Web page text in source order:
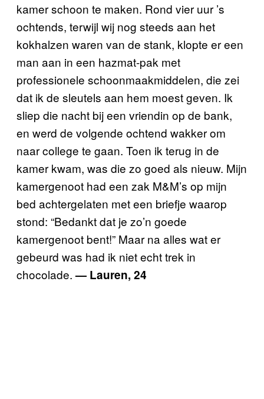
kamer schoon te maken. Rond vier uur ’s
ochtends, terwijl wij nog steeds aan het
kokhalzen waren van de stank, klopte er een
man aan in een hazmat-pak met
professionele schoonmaakmiddelen, die zei
dat ik de sleutels aan hem moest geven. Ik
sliep die nacht bij een vriendin op de bank,
en werd de volgende ochtend wakker om
naar college te gaan. Toen ik terug in de
kamer kwam, was die zo goed als nieuw. Mijn
kamergenoot had een zak M&M’s op mijn
bed achtergelaten met een briefje waarop
stond: “Bedankt dat je zo’n goede
kamergenoot bent!” Maar na alles wat er
gebeurd was had ik niet echt trek in
chocolade.— Lauren, 24